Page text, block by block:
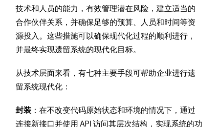
技术和人员的能力，有效管理潜在风险，建立适当的
合作伙伴关系，并确保足够的预算、人员和时间等资
源投入。这些措施可以确保现代化过程的顺利进行，
并最终实现遗留系统的现代化目标。
从技术层面来看，有七种主要手段可帮助企业进行遗
留系统现代化：
封装 ：在不改变代码原始状态和环境的情况下，通过
连接新接口并使用 API 访问其层次结构，实现系统的功